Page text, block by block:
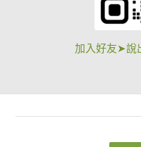
加入好友➤說